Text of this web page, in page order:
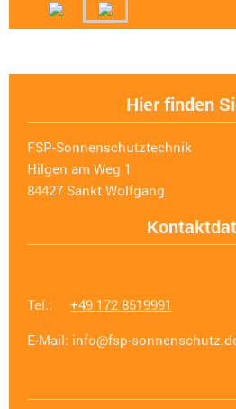
Hier finden
FSP-Sonnenschutztechnik
Hilgen am Weg 1
84427 Sankt Wolfgang
Tel.: +49 172 8519991
E-Mail: info@fsp-